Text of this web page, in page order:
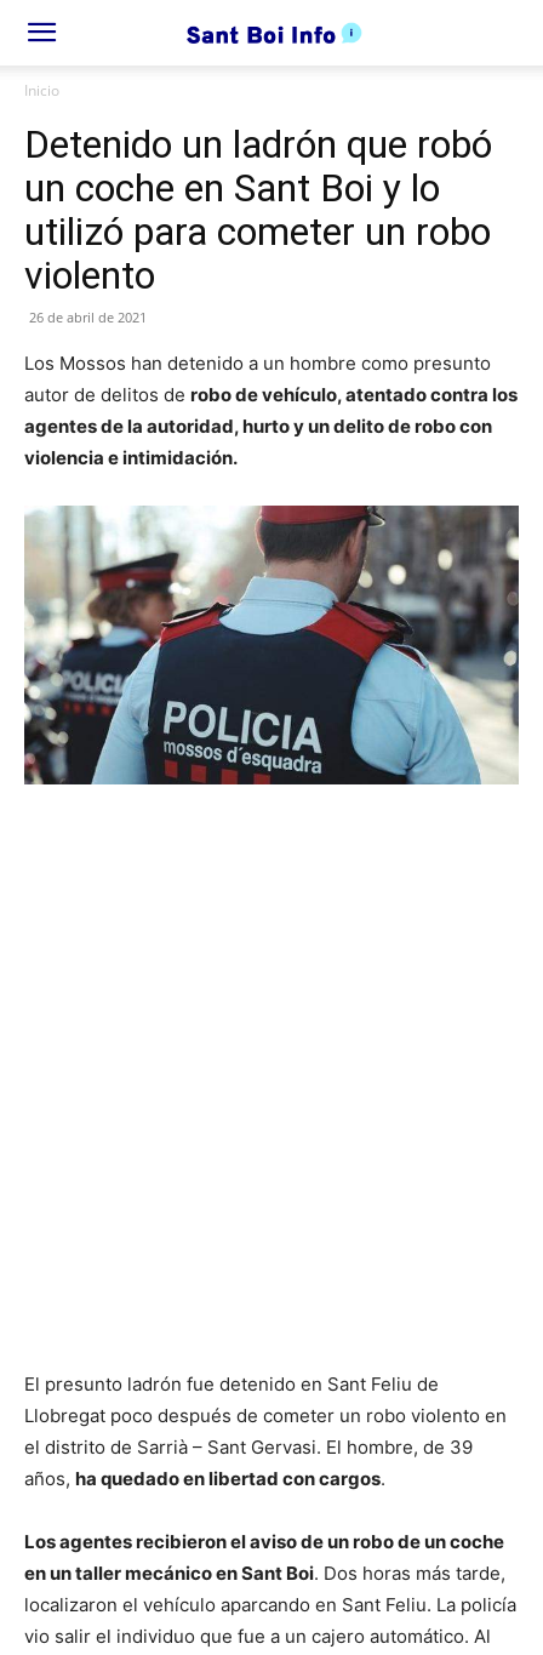
Inicio
Detenido un ladrón que robó
un coche en Sant Boi y lo
utilizó para cometer un robo
violento
26 de abril de 2021
Los Mossos han detenido a un hombre como presunto
autor de delitos de robo de vehículo, atentado contra los
agentes de la autoridad, hurto y un delito de robo con
violencia e intimidación.
El presunto ladrón fue detenido en Sant Feliu de
Llobregat poco después de cometer un robo violento en
el distrito de Sarrià – Sant Gervasi. El hombre, de 39
años, ha quedado en libertad con cargos.
Los agentes recibieron el aviso de un robo de un coche
en un taller mecánico en Sant Boi. Dos horas más tarde,
localizaron el vehículo aparcando en Sant Feliu. La policía
vio salir el individuo que fue a un cajero automático. Al